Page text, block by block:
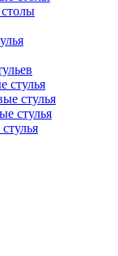
стулья
стулья
стулья